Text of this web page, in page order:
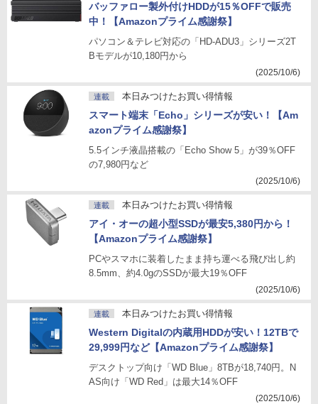
バッファロー製外付けHDDが15％OFFで販売
中！【Amazonプライム感謝祭】
パソコン＆テレビ対応の「HD-ADU3」シリーズ2T
Bモデルが10,180円から
(2025/10/6)
連載 本日みつけたお買い得情報
スマート端末「Echo」シリーズが安い！【Am
azonプライム感謝祭】
5.5インチ液晶搭載の「Echo Show 5」が39％OFF
の7,980円など
(2025/10/6)
連載 本日みつけたお買い得情報
アイ・オーの超小型SSDが最安5,380円から！
【Amazonプライム感謝祭】
PCやスマホに装着したまま持ち運べる飛び出し約
8.5mm、約4.0gのSSDが最大19％OFF
(2025/10/6)
連載 本日みつけたお買い得情報
Western Digitalの内蔵用HDDが安い！12TBで
29,999円など【Amazonプライム感謝祭】
デスクトップ向け「WD Blue」8TBが18,740円。N
AS向け「WD Red」は最大14％OFF
(2025/10/6)